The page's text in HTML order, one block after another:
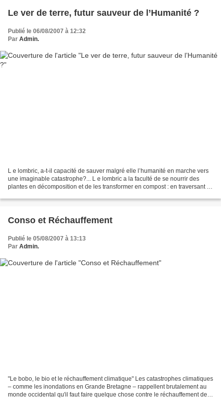
Le ver de terre, futur sauveur de l’Humanité ?
Publié le 06/08/2007 à 12:32
Par Admin.
L e lombric, a-t-il capacité de sauver malgré elle l’humanité en marche vers
une imaginable catastrophe?... L e lombric a la faculté de se nourrir des
plantes en décomposition et de les transformer en compost : en traversant le
Conso et Réchauffement
Publié le 05/08/2007 à 13:13
Par Admin.
"Le bobo, le bio et le réchauffement climatique" Les catastrophes climatiques
– comme les inondations en Grande Bretagne – rappellent brutalement au
monde occidental qu'il faut faire quelque chose contre le réchauffement de